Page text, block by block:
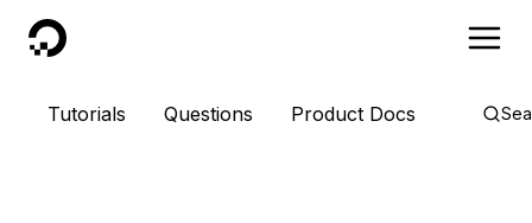
DigitalOcean
Tutorials Questions Product Docs